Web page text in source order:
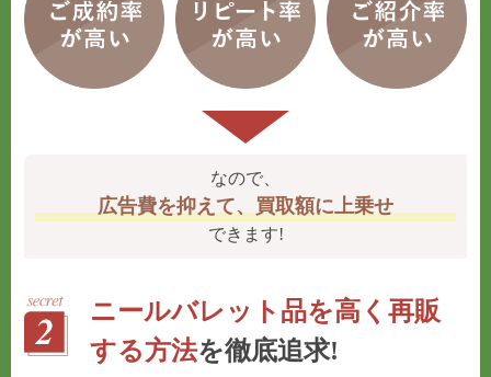
なので、
広告費を抑えて、買取額に上乗せ
できます!
ニールバレット品を高く再販
する方法を徹底追求!